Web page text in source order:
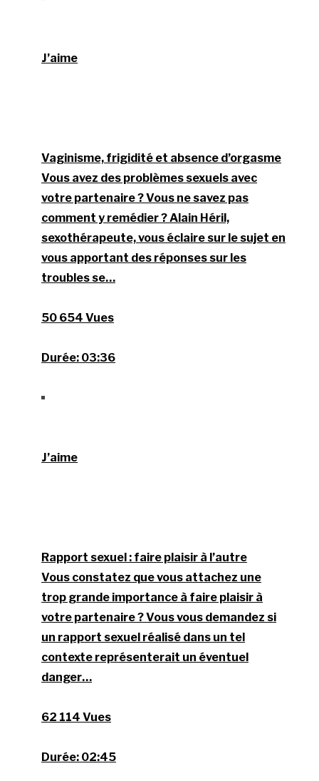
J’aime
Vaginisme, frigidité et absence d’orgasme
Vous avez des problèmes sexuels avec
votre partenaire ? Vous ne savez pas
comment y remédier ? Alain Héril,
sexothérapeute, vous éclaire sur le sujet en
vous apportant des réponses sur les
troubles se…
50 654 Vues
Durée: 03:36
J’aime
Rapport sexuel : faire plaisir à l’autre
Vous constatez que vous attachez une
trop grande importance à faire plaisir à
votre partenaire ? Vous vous demandez si
un rapport sexuel réalisé dans un tel
contexte représenterait un éventuel
danger…
62 114 Vues
Durée: 02:45